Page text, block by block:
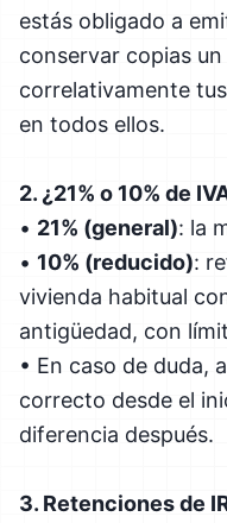
estás obligado a
conservar copias
correlativamente
en todos ellos.
2. ¿21% o 10% de
• 21% (general): la
• 10% (reducido):
vivienda habitual
antigüedad, con
• En caso de duda,
correcto desde el
diferencia después.
3. Retenciones de